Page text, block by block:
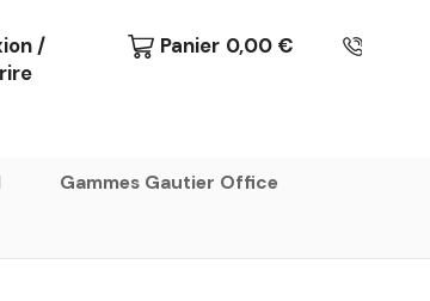
/
Panier 0,00 €
Gammes Gautier Office